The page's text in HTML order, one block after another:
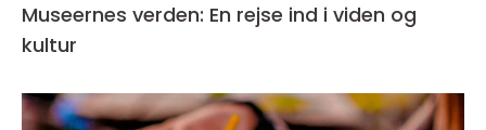
Museernes verden: En rejse ind i viden og
kultur